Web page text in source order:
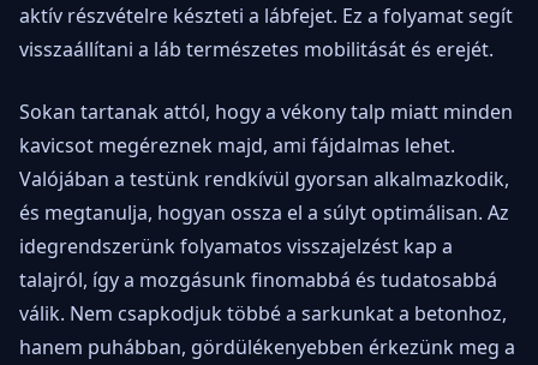
aktív részvételre készteti a lábfejet. Ez a folyamat segít
visszaállítani a láb természetes mobilitását és erejét.
Sokan tartanak attól, hogy a vékony talp miatt minden
kavicsot megéreznek majd, ami fájdalmas lehet.
Valójában a testünk rendkívül gyorsan alkalmazkodik,
és megtanulja, hogyan ossza el a súlyt optimálisan. Az
idegrendszerünk folyamatos visszajelzést kap a
talajról, így a mozgásunk finomabbá és tudatosabbá
válik. Nem csapkodjuk többé a sarkunkat a betonhoz,
hanem puhábban, gördülékenyebben érkezünk meg a